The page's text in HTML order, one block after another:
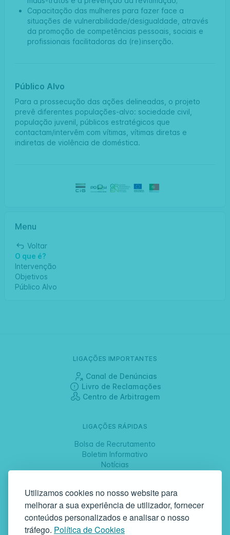
Utilizamos cookies no nosso website para
melhorar a sua experiência de utilizador, fornecer
conteúdos personalizados e analisar o nosso
tráfego. Política de Cookies
Capacitação das mulheres para fazer face a
situações de vulnerabilidade/desigualdade, através
da promoção de competências pessoais, sociais e
profissionais facilitadoras da (re)inserção.
Público Alvo
Para a prossecução das ações delineadas, o projeto
prevê diferentes populações-alvo: sociedade civil,
população juvenil, públicos estratégicos que
contactam/intervêm com vítimas, vítimas diretas e
indiretas de violência de doméstica.
Menu
Voltar
O que é?
Intervenção
Objetivos
Público Alvo
LIGAÇÕES IMPORTANTES
Canal de Denúncias
Livro de Reclamações
Centro de Arbitragem
LIGAÇÕES RÁPIDAS
Bolsa de Recrutamento
Boletim Informativo
Notícias
SIGA-NOS